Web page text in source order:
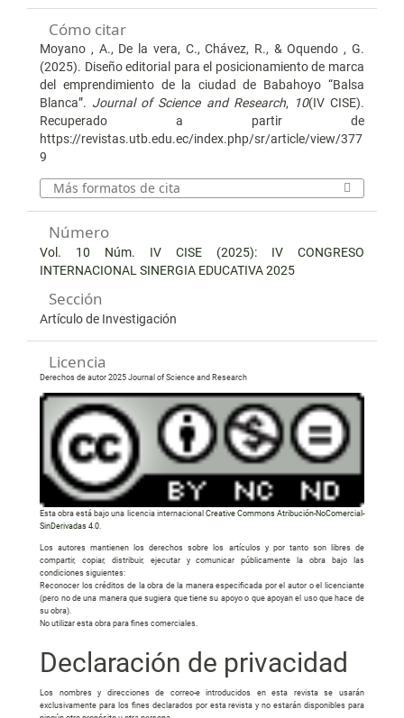
Cómo citar
Moyano , A., De la vera, C., Chávez, R., & Oquendo , G.
(2025). Diseño editorial para el posicionamiento de marca
del emprendimiento de la ciudad de Babahoyo “Balsa
Blanca”. Journal of Science and Research, 10(IV CISE).
Recuperado a partir de
https://revistas.utb.edu.ec/index.php/sr/article/view/377
9
Más formatos de cita
Número
Vol. 10 Núm. IV CISE (2025): IV CONGRESO
INTERNACIONAL SINERGIA EDUCATIVA 2025
Sección
Artículo de Investigación
Licencia
Derechos de autor 2025 Journal of Science and Research
Esta obra está bajo una licencia internacionalCreative Commons Atribución-NoComercial-
SinDerivadas 4.0
Los autores mantienen los derechos sobre los artículos y por tanto son libres de
compartir, copiar, distribuir, ejecutar y comunicar públicamente la obra bajo las
condiciones siguientes:
Reconocer los créditos de la obra de la manera especificada por el autor o el licenciante
(pero no de una manera que sugiera que tiene su apoyo o que apoyan el uso que hace de
su obra).
No utilizar esta obra para fines comerciales.
Declaración de privacidad
Los nombres y direcciones de correo-e introducidos en esta revista se usarán
exclusivamente para los fines declarados por esta revista y no estarán disponibles para